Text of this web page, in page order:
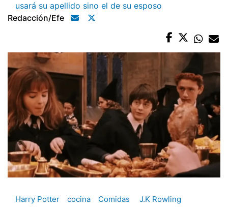
usará su apellido sino el de su esposo
Redacción/efe
Harry Potter cocina Comidas J.K Rowling